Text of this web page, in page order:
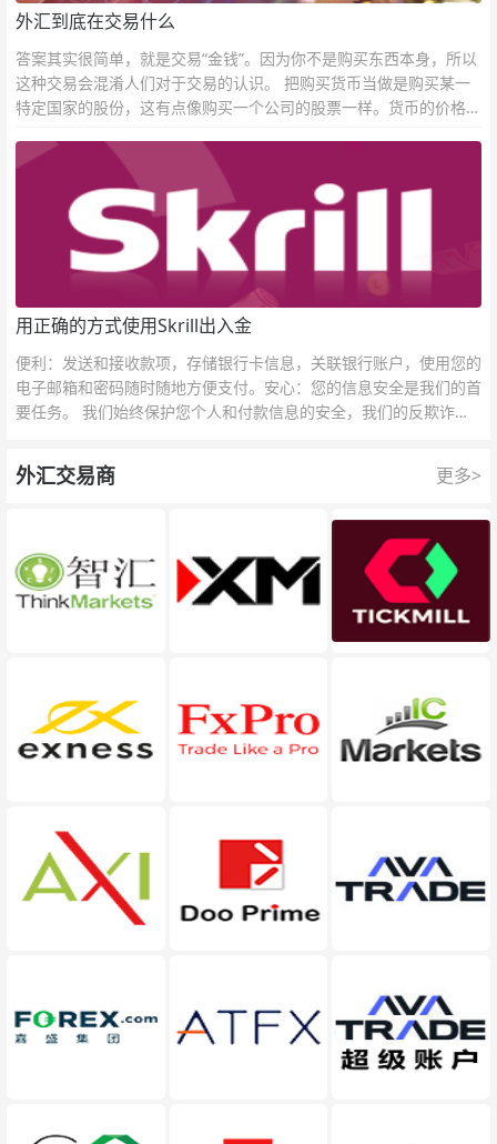
外汇到底在交易什么
答案其实很简单，就是交易“金钱”。因为你不是购买东西本身，所以
这种交易会混淆人们对于交易的认识。 把购买货币当做是购买某一
特定国家的股份，这有点像购买一个公司的股票一样。货币的价格直
用正确的方式使用Skrill出入金
便利：发送和接收款项，存储银行卡信息，关联银行账户，使用您的
电子邮箱和密码随时随地方便支付。安心：您的信息安全是我们的首
要任务。 我们始终保护您个人和付款信息的安全，我们的反欺诈团
外汇交易商 更多>